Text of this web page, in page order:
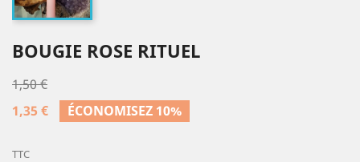
BOUGIE ROSE RITUEL
1,50 €
1,35 €
ÉCONOMISEZ 10%
TTC